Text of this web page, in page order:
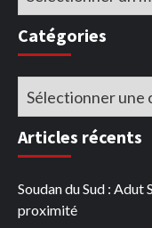
Catégories
Catégories
Articles récents
Soudan du Sud : Adut
proximité